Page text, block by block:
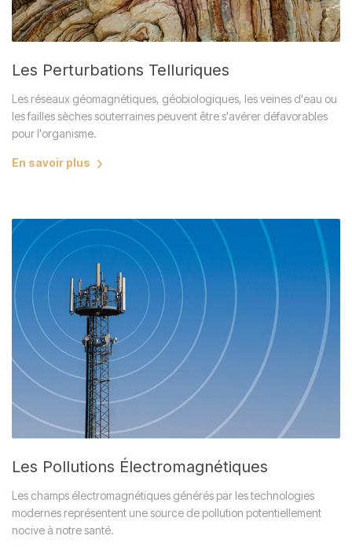
Les Perturbations Telluriques
Les réseaux géomagnétiques, géobiologiques, les veines d'eau ou
les failles sèches souterraines peuvent être s'avérer défavorables
pour l'organisme.
En savoir plus
Les Pollutions Électromagnétiques
Les champs électromagnétiques générés par les technologies
modernes représentent une source de pollution potentiellement
nocive à notre santé.